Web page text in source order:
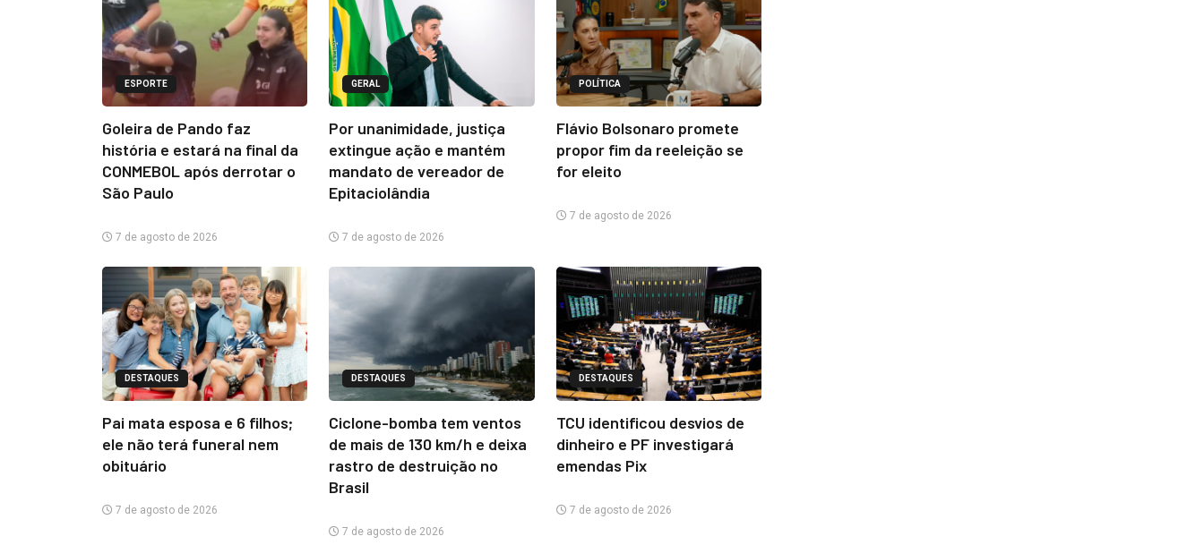
ESPORTE
Goleira de Pando faz
história e estará na final da
CONMEBOL após derrotar o
São Paulo
7 de agosto de 2026
GERAL
Por unanimidade, justiça
extingue ação e mantém
mandato de vereador de
Epitaciolândia
7 de agosto de 2026
POLÍTICA
Flávio Bolsonaro promete
propor fim da reeleição se
for eleito
7 de agosto de 2026
DESTAQUES
Pai mata esposa e 6 filhos;
ele não terá funeral nem
obituário
7 de agosto de 2026
DESTAQUES
Ciclone-bomba tem ventos
de mais de 130 km/h e deixa
rastro de destruição no
Brasil
7 de agosto de 2026
DESTAQUES
TCU identificou desvios de
dinheiro e PF investigará
emendas Pix
7 de agosto de 2026